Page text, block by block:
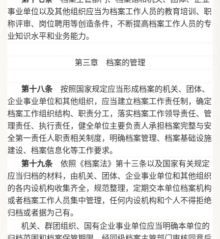
事业单位以及其他组织应当为档案工作人员的教育培训、职
称评审、岗位聘用等创造条件，不断提高档案工作人员的专
业知识水平和业务能力。
第三章 档案的管理
第十八条 按照国家规定应当形成档案的机关、团体、
企业事业单位和其他组织，应当建立档案工作责任制，确定
档案工作组织结构、职责分工，落实档案工作领导责任、管
理责任、执行责任，健全单位主要负责人承担档案完整与安
全第一责任人职责相关制度，明确档案管理、档案基础设施
建设、档案信息化等工作要求。
第十九条 依照《档案法》第十三条以及国家有关规定
应当归档的材料，由机关、团体、企业事业单位和其他组织
的各内设机构收集齐全，规范整理，定期交本单位档案机构
或者档案工作人员集中管理，任何内设机构和个人不得拒绝
归档或者据为己有。
机关、群团组织、国有企业事业单位应当明确本单位的